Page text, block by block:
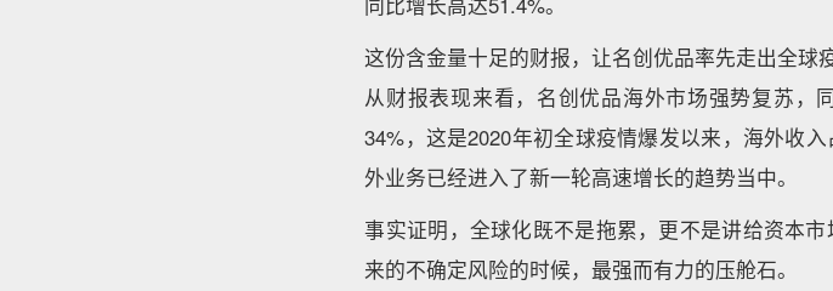
这份含金量十足的财报，让名创优品率先走出全球
从财报表现来看，名创优品海外市场强势复苏，
34%，这是2020年初全球疫情爆发以来，海外收
外业务已经进入了新一轮高速增长的趋势当中。
事实证明，全球化既不是拖累，更不是讲给资本
来的不确定风险的时候，最强而有力的压舱石。